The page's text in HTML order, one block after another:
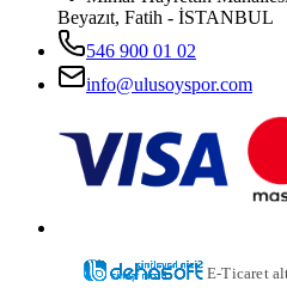
Beyazıt, Fatih - İSTANBUL
546 900 01 02
info@ulusoyspor.com
E-Ticaret alt